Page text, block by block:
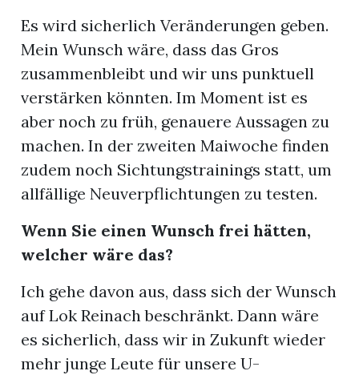
Es wird sicherlich Veränderungen geben.
Mein Wunsch wäre, dass das Gros
zusammenbleibt und wir uns punktuell
verstärken könnten. Im Moment ist es
aber noch zu früh, genauere Aussagen zu
machen. In der zweiten Maiwoche finden
zudem noch Sichtungstrainings statt, um
allfällige Neuverpflichtungen zu testen.
Wenn Sie einen Wunsch frei hätten,
welcher wäre das?
Ich gehe davon aus, dass sich der Wunsch
auf Lok Reinach beschränkt. Dann wäre
es sicherlich, dass wir in Zukunft wieder
mehr junge Leute für unsere U-